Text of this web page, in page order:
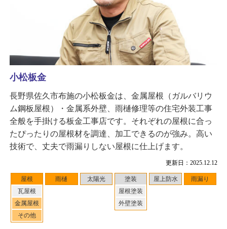
更新日：2025.12.12
屋根
瓦屋根
金属屋根
その他
雨樋 太陽光
塗装
屋根塗装
外壁塗装
屋上防水 雨漏り
小松板金
長野県佐久市布施の小松板金は、金属屋根（ガルバリウ
ム鋼板屋根）・金属系外壁、雨樋修理等の住宅外装工事
全般を手掛ける板金工事店です。それぞれの屋根に合っ
たぴったりの屋根材を調達、加工できるのが強み。高い
技術で、丈夫で雨漏りしない屋根に仕上げます。